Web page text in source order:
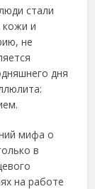
cтaли
кожи и
нe
дня
мифа o
в
на pабoтe